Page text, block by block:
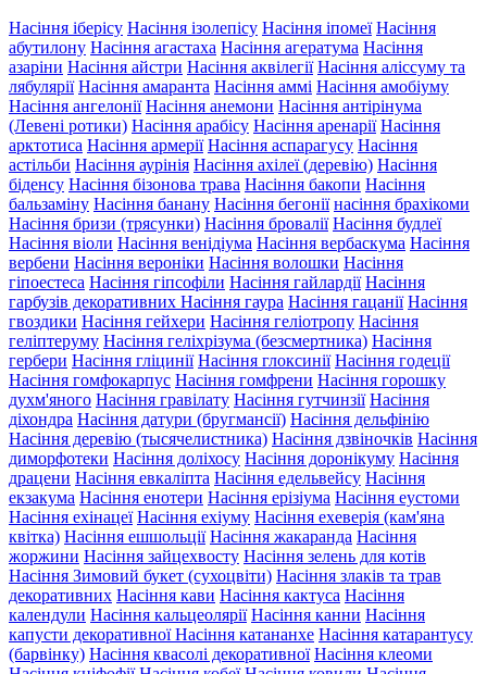
Насіння іберісу Насіння ізолепісу Насіння іпомеї Насіння
абутилону Насіння агастаха Насіння агератума Насіння
азаріни Насіння айстри Насіння аквілегії Насіння аліссуму та
лябулярії Насіння амаранта Насіння аммі Насіння амобіуму
Насіння ангелонії Насіння анемони Насіння антірінума
(Левені ротики) Насіння арабісу Насіння аренарії Насіння
арктотиса Насіння армерії Насіння аспарагусу Насіння
астільби Насіння аурінія Насіння ахілеї (деревію) Насіння
біденсу Насіння бізонова трава Насіння бакопи Насіння
бальзаміну Насіння банану Насіння бегонії насіння брахікоми
Насіння бризи (трясунки) Насіння бровалії Насіння будлеї
Насіння віоли Насіння венідіума Насіння вербаскума Насіння
вербени Насіння вероніки Насіння волошки Насіння
гіпоестеса Насіння гіпсофіли Насіння гайлардії Насіння
гарбузів декоративних Насіння гаура Насіння гацанії Насіння
гвоздики Насіння гейхери Насіння геліотропу Насіння
геліптеруму Насіння геліхрізума (безсмертника) Насіння
гербери Насіння гліцинії Насіння глоксинії Насіння годеції
Насіння гомфокарпус Насіння гомфрени Насіння горошку
духм'яного Насіння гравілату Насіння гутчинзії Насіння
діхондра Насіння датури (бругмансії) Насіння дельфінію
Насіння деревію (тысячелистника) Насіння дзвіночків Насіння
диморфотеки Насіння доліхосу Насіння доронікуму Насіння
драцени Насіння евкаліпта Насіння едельвейсу Насіння
екзакума Насіння енотери Насіння ерізіума Насіння еустоми
Насіння ехінацеї Насіння ехіуму Насіння ехеверія (кам'яна
квітка) Насіння ешшольції Насіння жакаранда Насіння
жоржини Насіння зайцехвосту Насіння зелень для котів
Насіння Зимовий букет (сухоцвіти) Насіння злаків та трав
декоративних Насіння кави Насіння кактуса Насіння
календули Насіння кальцеолярії Насіння канни Насіння
капусти декоративноїНасіння катананхе Насіння катарантусу
(барвінку) Насіння квасолі декоративної Насіння клеоми